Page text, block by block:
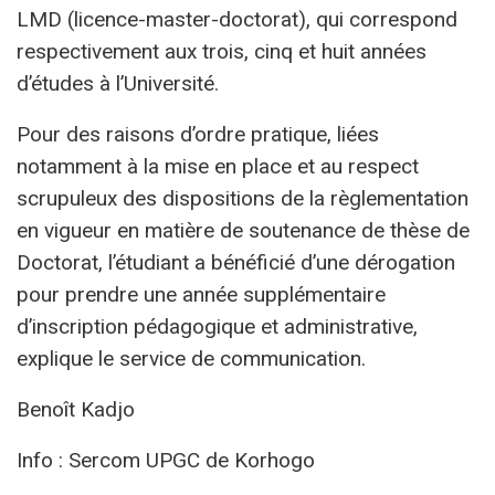
LMD (licence-master-doctorat), qui correspond
respectivement aux trois, cinq et huit années
d’études à l’Université.
Pour des raisons d’ordre pratique, liées
notamment à la mise en place et au respect
scrupuleux des dispositions de la règlementation
en vigueur en matière de soutenance de thèse de
Doctorat, l’étudiant a bénéficié d’une dérogation
pour prendre une année supplémentaire
d’inscription pédagogique et administrative,
explique le service de communication.
Benoît Kadjo
Info : Sercom UPGC de Korhogo